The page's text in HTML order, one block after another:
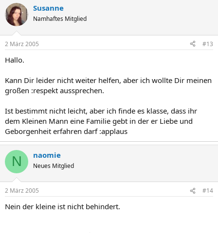
Susanne
Namhaftes Mitglied
2 März 2005 #13
Hallo.
Kann Dir leider nicht weiter helfen, aber ich wollte Dir meinen
großen :respekt aussprechen.
Ist bestimmt nicht leicht, aber ich finde es klasse, dass ihr
dem Kleinen Mann eine Familie gebt in der er Liebe und
Geborgenheit erfahren darf :applaus
N naomie
Neues Mitglied
2 März 2005 #14
Nein der kleine ist nicht behindert.